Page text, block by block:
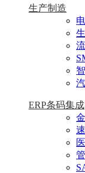
生产制造
ERP条码集成